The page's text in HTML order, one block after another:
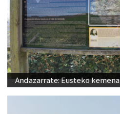
Andazarrate: Eusteko kemena